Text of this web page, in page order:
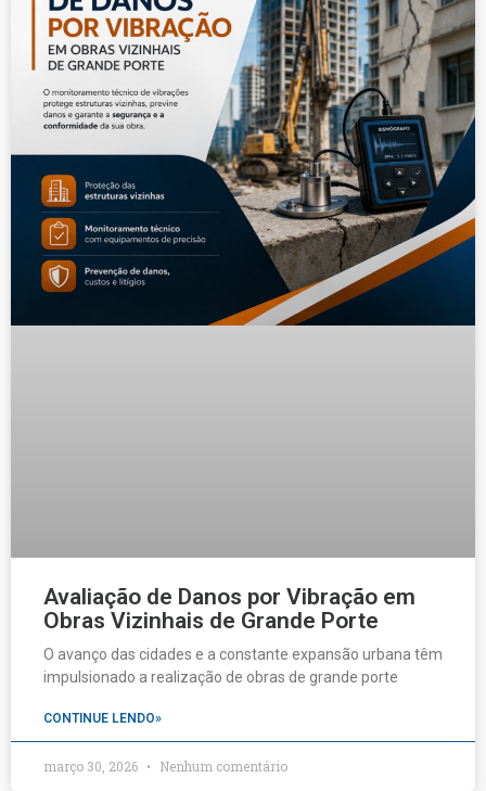
Avaliação de Danos por Vibração em
Obras Vizinhais de Grande Porte
O avanço das cidades e a constante expansão urbana têm
impulsionado a realização de obras de grande porte
CONTINUE LENDO»
março 30, 2026 Nenhum comentário